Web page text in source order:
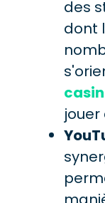
des
dont
jouer